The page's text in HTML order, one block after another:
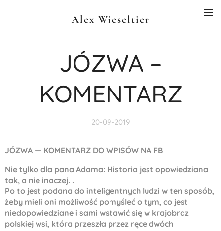
Alex Wieseltier
JÓZWA –
KOMENTARZ
20-09-2019
JÓZWA — KOMENTARZ DO WPISÓW NA FB
Nie tylko dla pana Adama: Historia jest opowiedziana
tak, a nie inaczej. .
Po to jest podana do inteligentnych ludzi w ten sposób,
żeby mieli oni możliwość pomyśleć o tym, co jest
niedopowiedziane i sami wstawić się w krajobraz
polskiej wsi, która przeszła przez ręce dwóch